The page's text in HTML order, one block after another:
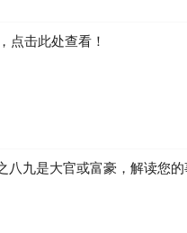
点击此处查看！
八九是大官或富豪，解读您